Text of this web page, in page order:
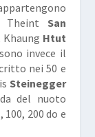
Theint San
Htut
sono invece il
nei 50 e
Steinegger
del nuoto
100, 200 do e